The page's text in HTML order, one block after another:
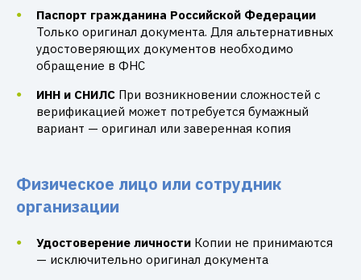
Паспорт гражданина Российской Федерации
Только оригинал документа. Для альтернативных
удостоверяющих документов необходимо
обращение в ФНС
ИНН и СНИЛС При возникновении сложностей с
верификацией может потребуется бумажный
вариант — оригинал или заверенная копия
Физическое лицо или сотрудник
организации
Удостоверение личности Копии не принимаются
— исключительно оригинал документа